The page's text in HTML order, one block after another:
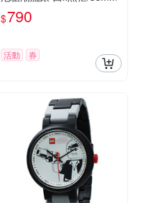
$790
活動 券